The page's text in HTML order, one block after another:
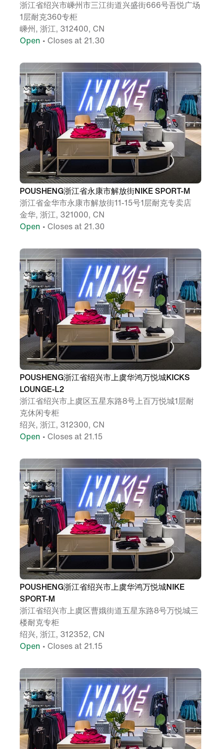
浙江省绍兴市嵊州市三江街道兴盛街666号吾悦广场
1层耐克360专柜
嵊州, 浙江, 312400, CN
Open • Closes at 21.30
POUSHENG浙江省永康市解放街NIKE SPORT-M
浙江省金华市永康市解放街11-15号1层耐克专卖店
金华, 浙江, 321000, CN
Open • Closes at 21.30
POUSHENG浙江省绍兴市上虞华鸿万悦城KICKS
LOUNGE-L2
浙江省绍兴市上虞区五星东路8号上百万悦城1层耐
克休闲专柜
绍兴, 浙江, 312300, CN
Open • Closes at 21.15
POUSHENG浙江省绍兴市上虞华鸿万悦城NIKE
SPORT-M
浙江省绍兴市上虞区曹娥街道五星东路8号万悦城三
楼耐克专柜
绍兴, 浙江, 312352, CN
Open • Closes at 21.15